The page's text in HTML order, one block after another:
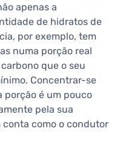
apenas a
de hidratos de
por exemplo, tem
numa porção real
que o seu
Concentrar-se
porção é um pouco
pela sua
conta como o condutor